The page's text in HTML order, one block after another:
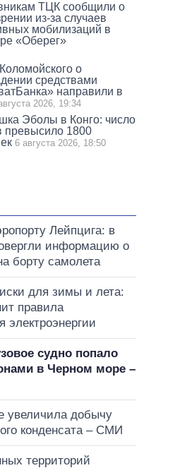
ТЦК сообщили о
из-за случаев
мобилизаций в
«Оберег»
о
средствами
направили в
2026, 19:34
Эболы в Конго: число
превысило 1800
6 августа 2026, 18:50
Лейпцига: в
информацию о
борту самолета
для зимы и лета:
правила
электроэнергии
судно попало
в Черном море –
увеличила добычу
конденсата – СМИ
территорий